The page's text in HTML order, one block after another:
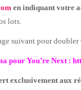
en indiquant votre
lots.
suivant pour doubler
pour You’re Next :
exclusivement aux